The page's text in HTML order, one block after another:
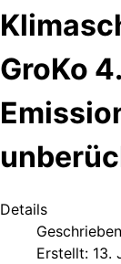
GroKo
Details
Erstellt: 13.